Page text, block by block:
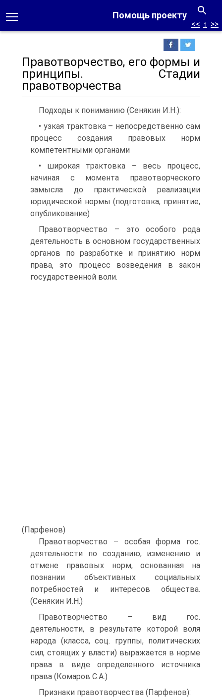
Помощь проекту
<< ↑ >>
Правотворчество, его формы и
принципы. Стадии
правотворчества
Подходы к пониманию (Сенякин И.Н.):
• узкая трактовка – непосредственно сам
процесс создания правовых норм
компетентными органами
• широкая трактовка – весь процесс,
начиная с момента правотворческого
замысла до практической реализации
юридической нормы (подготовка, принятие,
опубликование)
Правотворчество – это особого рода
деятельность в основном государственных
органов по разработке и принятию норм
права, это процесс возведения в закон
государственной воли.
(Парфенов)
Правотворчество – особая форма гос.
деятельности по созданию, изменению и
отмене правовых норм, основанная на
познании объективных социальных
потребностей и интересов общества.
(Сенякин И.Н.)
Правотворчество – вид гос.
деятельности, в результате которой воля
народа (класса, соц. группы, политических
сил, стоящих у власти) выражается в норме
права в виде определенного источника
права (Комаров С.А.)
Признаки правотворчества (Парфенов):